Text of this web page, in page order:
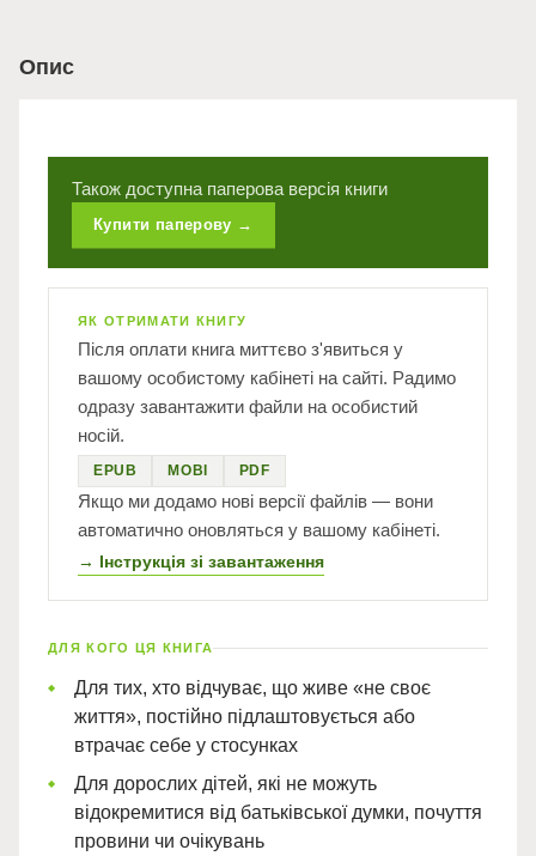
Опис
Також доступна паперова версія книги
Купити паперову →
ЯК ОТРИМАТИ КНИГУ
Після оплати книга миттєво з'явиться у
вашому особистому кабінеті на сайті. Радимо
одразу завантажити файли на особистий
носій.
EPUB MOBI PDF
Якщо ми додамо нові версії файлів — вони
автоматично оновляться у вашому кабінеті.
→ Інструкція зі завантаження
ДЛЯ КОГО ЦЯ КНИГА
Для тих, хто відчуває, що живе «не своє
життя», постійно підлаштовується або
втрачає себе у стосунках
Для дорослих дітей, які не можуть
відокремитися від батьківської думки, почуття
провини чи очікувань